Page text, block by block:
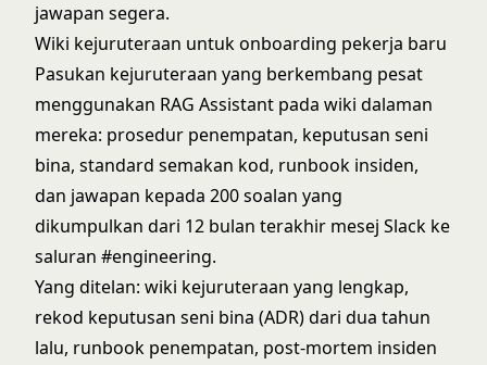
jawapan segera.
Wiki kejuruteraan untuk onboarding pekerja baru
Pasukan kejuruteraan yang berkembang pesat
menggunakan RAG Assistant pada wiki dalaman
mereka: prosedur penempatan, keputusan seni
bina, standard semakan kod, runbook insiden,
dan jawapan kepada 200 soalan yang
dikumpulkan dari 12 bulan terakhir mesej Slack ke
saluran #engineering.
Yang ditelan: wiki kejuruteraan yang lengkap,
rekod keputusan seni bina (ADR) dari dua tahun
lalu, runbook penempatan, post-mortem insiden